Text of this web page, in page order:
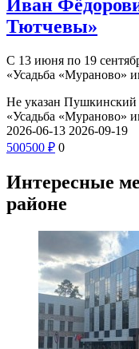
Иван
Тютчевы»
С 13 июня по 19
«Усадьба «Мураново»
Не указан Пушкинский
«Усадьба «Мураново»
2026-06-13 2026-09-19
500500 ₽ 0
Интересные
районе